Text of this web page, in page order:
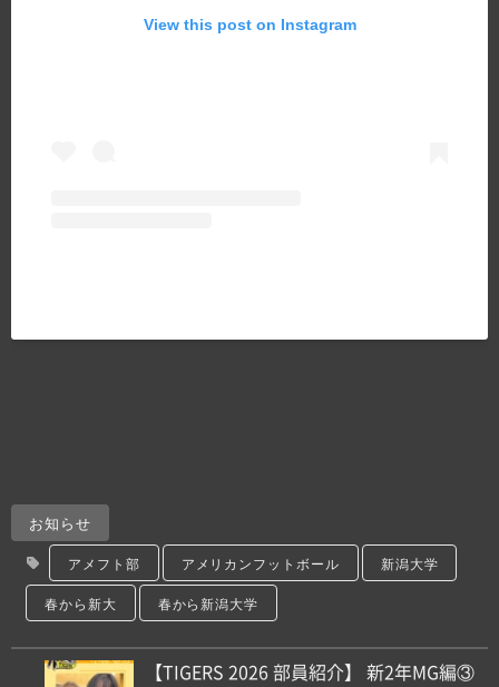
View this post on Instagram
お知らせ
アメフト部 アメリカンフットボール 新潟大学
春から新大 春から新潟大学
【TIGERS 2026 部員紹介】 新2年MG編③